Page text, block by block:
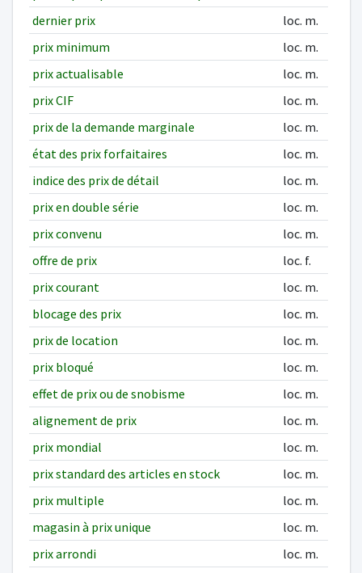
dernier prix
loc. m.
prix minimum
loc. m.
prix actualisable
loc. m.
prix CIF
loc. m.
prix de la demande marginale
loc. m.
état des prix forfaitaires
loc. m.
indice des prix de détail
loc. m.
prix en double série
loc. m.
prix convenu
loc. m.
offre de prix
loc. f.
prix courant
loc. m.
blocage des prix
loc. m.
prix de location
loc. m.
prix bloqué
loc. m.
effet de prix ou de snobisme
loc. m.
alignement de prix
loc. m.
prix mondial
loc. m.
prix standard des articles en stock
loc. m.
prix multiple
loc. m.
magasin à prix unique
loc. m.
prix arrondi
loc. m.